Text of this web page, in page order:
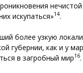
искупаться»14.
более узкую
губернии, как и у
в загробный мир16.